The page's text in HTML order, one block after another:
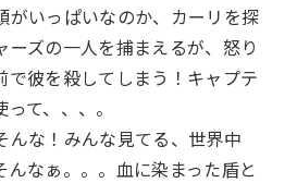
がいっぱいなのか、カーリを探
ーズの一人を捕まえるが、怒り
で彼を殺してしまう！キャプテ
て、、、。
んな！みんな見てる、世界中
んなぁ。。。血に染まった盾と